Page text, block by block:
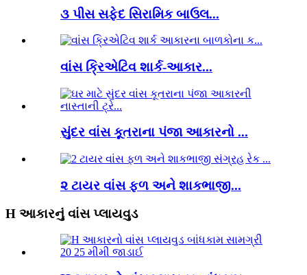
૩ પીસ સફેદ સિરામિક બાઉલ...
વાંસ ક્રિએટિવ શાર્ક-આકાર...
સુંદર વાંસ કૂતરાના પંજા આકારનો ...
૨ ટાયર વાંસ ફળ અને શાકભાજી...
H આકારનું વાંસ પ્લાયવુડ